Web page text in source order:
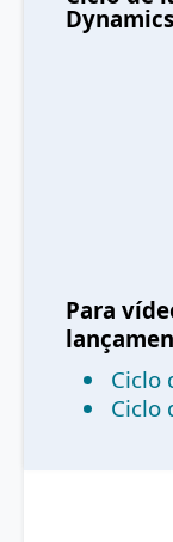
Para
Ciclo
Ciclo